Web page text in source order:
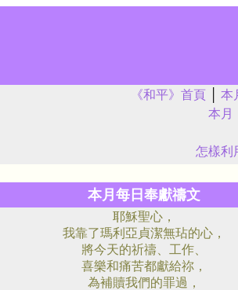
《和平》首頁
本
本月
怎樣利
本月每日奉獻禱文
耶穌聖心，
我靠了瑪利亞貞潔無玷的心，
將今天的祈禱、工作、
喜樂和痛苦都獻給祢，
為補贖我們的罪過，